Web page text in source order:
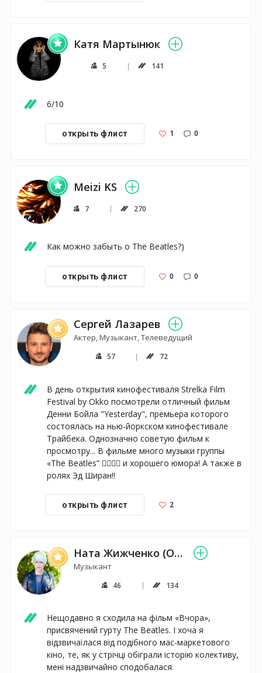
Катя Мартынюк
5 141
6/10
открыть флист 1 0
Meizi KS
7 270
Как можно забыть о The Beatles?)
открыть флист 0 0
Сергей Лазарев
Актер, Музыкант, Телеведущий
57 72
В день открытия кинофестиваля Strelka Film
Festival by Okko посмотрели отличный фильм
Денни Бойла "Yesterday", премьера которого
состоялась на нью-йоркском кинофестивале
Трайбека. Однозначно советую фильм к
просмотру... В фильме много музыки группы
«The Beatles” 👍🏻👍🏻 и хорошего юмора! А также в
ролях Эд Ширан!!
открыть флист 2
Ната Жижченко (ONUKA)
Музыкант
46 134
Нещодавно я сходила на фільм «Вчора»,
присвячений гурту The Beatles. І хоча я
відзвичаїлася від подібного мас-маркетового
кіно, те, як у стрічці обіграли історію колективу,
мені надзвичайно сподобалася.